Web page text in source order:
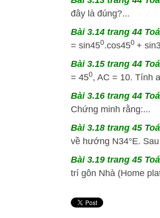
đây là đúng?...
Bài 3.14 trang 44
= sin450.cos450 +
Bài 3.15 trang 44
= 450, AC = 10. Tính
Bài 3.16 trang 44
Chứng minh rằng:...
Bài 3.18 trang 45
về hướng N34°E.
Bài 3.19 trang 45
trí gôn Nhà (Home